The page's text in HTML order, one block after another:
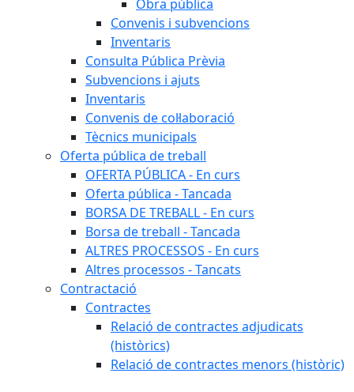
Obra pública
Convenis i subvencions
Inventaris
Consulta Pública Prèvia
Subvencions i ajuts
Inventaris
Convenis de col·laboració
Tècnics municipals
Oferta pública de treball
OFERTA PÚBLICA - En curs
Oferta pública - Tancada
BORSA DE TREBALL - En curs
Borsa de treball - Tancada
ALTRES PROCESSOS - En curs
Altres processos - Tancats
Contractació
Contractes
Relació de contractes adjudicats
(històrics)
Relació de contractes menors (històric)